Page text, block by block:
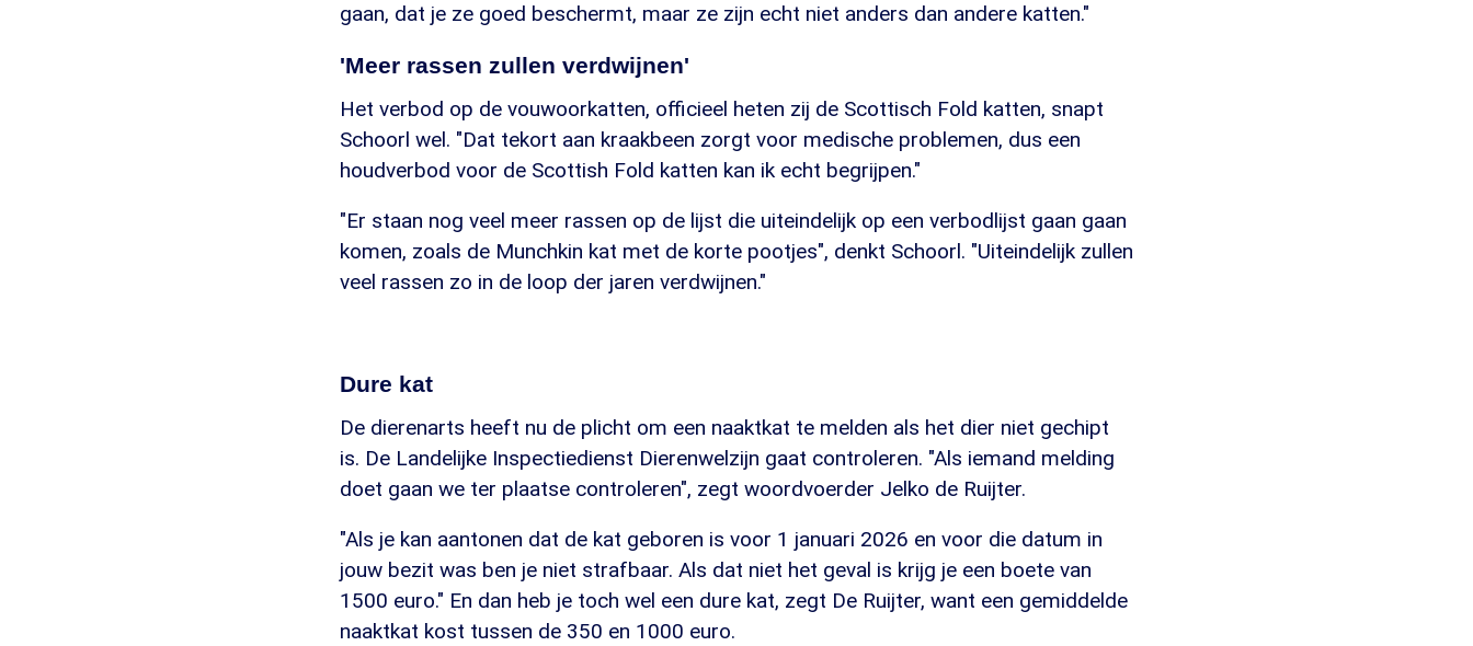
gaan, dat je ze goed beschermt, maar ze zijn echt niet anders dan andere katten."
'Meer rassen zullen verdwijnen'
Het verbod op de vouwoorkatten, officieel heten zij de Scottisch Fold katten, snapt
Schoorl wel. "Dat tekort aan kraakbeen zorgt voor medische problemen, dus een
houdverbod voor de Scottish Fold katten kan ik echt begrijpen."
"Er staan nog veel meer rassen op de lijst die uiteindelijk op een verbodlijst gaan gaan
komen, zoals de Munchkin kat met de korte pootjes", denkt Schoorl. "Uiteindelijk zullen
veel rassen zo in de loop der jaren verdwijnen."
Dure kat
De dierenarts heeft nu de plicht om een naaktkat te melden als het dier niet gechipt
is. De Landelijke Inspectiedienst Dierenwelzijn gaat controleren. "Als iemand melding
doet gaan we ter plaatse controleren", zegt woordvoerder Jelko de Ruijter.
"Als je kan aantonen dat de kat geboren is voor 1 januari 2026 en voor die datum in
jouw bezit was ben je niet strafbaar. Als dat niet het geval is krijg je een boete van
1500 euro." En dan heb je toch wel een dure kat, zegt De Ruijter, want een gemiddelde
naaktkat kost tussen de 350 en 1000 euro.